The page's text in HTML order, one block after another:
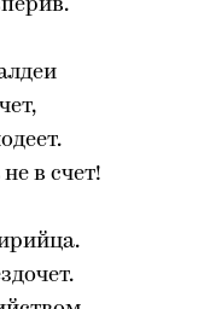
в счет!